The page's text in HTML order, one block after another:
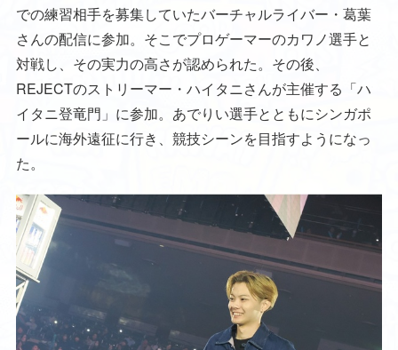
での練習相手を募集していたバーチャルライバー・葛葉
さんの配信に参加。そこでプロゲーマーのカワノ選手と
対戦し、その実力の高さが認められた。その後、
REJECTのストリーマー・ハイタニさんが主催する「ハ
イタニ登竜門」に参加。あでりい選手とともにシンガポ
ールに海外遠征に行き、競技シーンを目指すようになっ
た。